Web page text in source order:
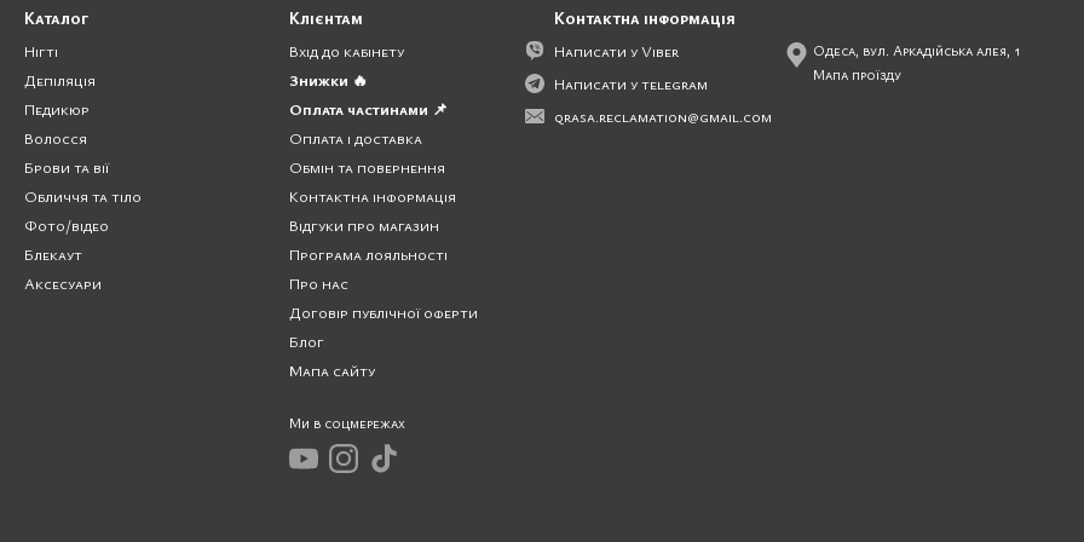
для моделювання та декорування нігтів.
дозволяючи створити ідеальний манікюр.
стан природного нігтьового ложа.
Каталог
Нігті
Депіляція
Педикюр
Волосся
Брови та вії
Обличчя та тіло
Фото/відео
Блекаут
Аксесуари
Клієнтам
Вхід до кабінету
Знижки 🔥
Оплата частинами 📌
Оплата і доставка
Обмін та повернення
Контактна інформація
Відгуки про магазин
Програма лояльності
Про нас
Договір публічної оферти
Блог
Мапа сайту
Ми в соцмережах
Контактна інформація
Написати у Viber
Написати у telegram
qrasa.reclamation@gmail.com
Одеса, вул. Аркадійська алея, 1
Мапа проїзду